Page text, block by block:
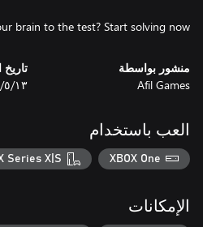
brain to the test? Start solving now!
منشور بواسطة
Afil Games
تاريخ
١٣‏/٥‏/٢٠٢٥
العب باستخدام
XBOX One
Series X|S
الإمكانات